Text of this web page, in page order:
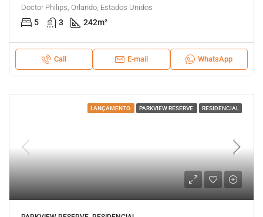
Doctor Philips, Orlando, Estados Unidos
5 3 242m²
Call E-mail WhatsApp
LANÇAMENTO PARKVIEW RESERVE RESIDENCIAL